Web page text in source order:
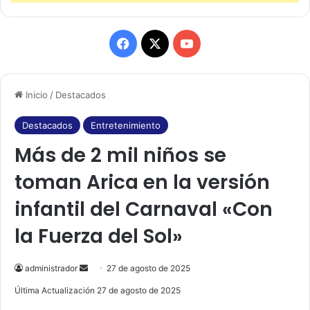
Inicio / Destacados
Destacados Entretenimiento
Más de 2 mil niños se
toman Arica en la versión
infantil del Carnaval «Con
la Fuerza del Sol»
administrador
e
27 de agosto de 2025
Última Actualización 27 de agosto de 2025
F
a
e
b
o
o
k
X
Y
o
u
b
e